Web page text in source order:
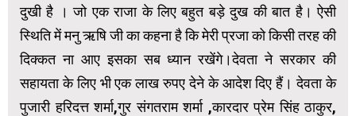
दुखी है । जो एक राजा के लिए बहुत बड़े दुख की बात है। ऐसी
स्थिति में मनु ऋषि जी का कहना है कि मेरी प्रजा को किसी तरह की
दिक्कत ना आए इसका सब ध्यान रखेंगे।देवता ने सरकार की
सहायता के लिए भी एक लाख रुपए देने के आदेश दिए हैं। देवता के
पुजारी हरिदत्त शर्मा,गुर संगतराम शर्मा ,कारदार प्रेम सिंह ठाकुर,